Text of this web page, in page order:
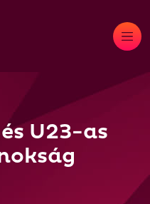
U23-as